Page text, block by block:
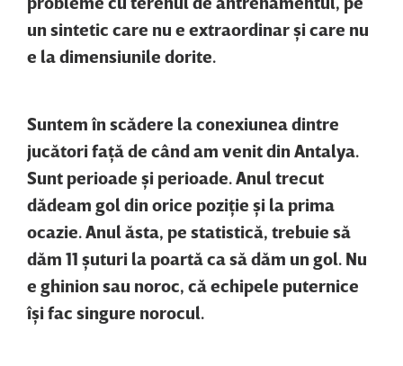
un sintetic care nu e extraordinar şi care nu
e la dimensiunile dorite.
Suntem în scădere la conexiunea dintre
jucători faţă de când am venit din Antalya.
Sunt perioade şi perioade. Anul trecut
dădeam gol din orice poziţie şi la prima
ocazie. Anul ăsta, pe statistică, trebuie să
dăm 11 şuturi la poartă ca să dăm un gol. Nu
e ghinion sau noroc, că echipele puternice
îşi fac singure norocul.